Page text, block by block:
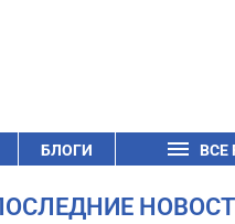
БЛОГИ ВСЕ